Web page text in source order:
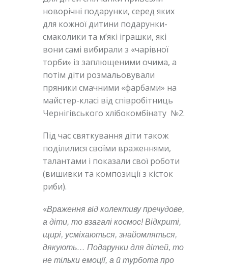
новорічні подарунки, серед яких
для кожної дитини подарунки-
смаколики та мʼякі іграшки, які
вони самі вибирали з «чарівної
торби» із заплющеними очима, а
потім діти розмальовували
пряники смачними «фарбами» на
майстер-класі від співробітниць
Чернігівського хлібокомбінату №2.
Під час святкування діти також
поділилися своїми враженнями,
талантами і показали свої роботи
(вишивки та композиції з кісток
риби).
«Враження від колективу пречудове,
а діти, то взагалі космос! Відкриті,
щирі, усміхаються, знайомляться,
дякують… Подарунки для дітей, то
не тільки емоції, а й турбота про